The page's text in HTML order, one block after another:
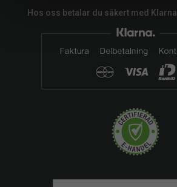
Hos oss betalar du säkert med Klarna.